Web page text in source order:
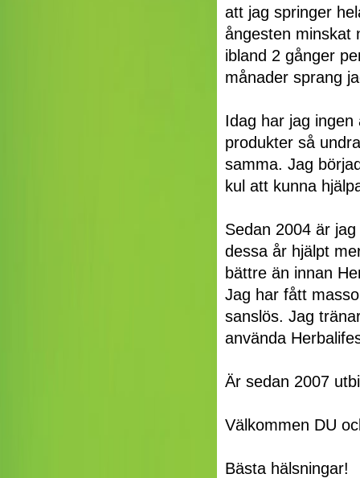
att jag springer
ångesten minskat
ibland 2 gånger
månader sprang
Idag har jag
produkter så
samma. Jag
kul att kunna
Sedan 2004 är
dessa år hjälpt
bättre än innan
Jag har fått
sanslös. Jag
använda
Är sedan 2007
Välkommen DU
Bästa hälsningar!